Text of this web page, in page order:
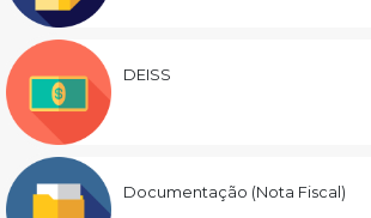
DEISS
Documentação (Nota Fiscal)